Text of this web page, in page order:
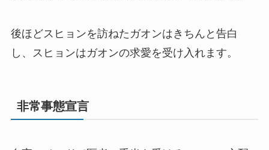
後ほどスヒョンを訪ねたガオンはきちんと告白
し、スヒョンはガオンの求愛を受け入れます。
非常事態宣言